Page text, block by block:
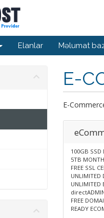
Elanlar Məlumat
E-
E-
100GB SSD
5TB
FREE SSL
UNLIMITED
UNLIMITED
FREE
READY